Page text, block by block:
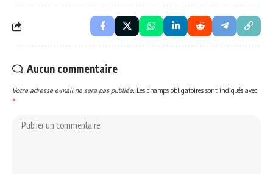
Aucun commentaire
Votre adresse e-mail ne sera pas publiée. Les champs obligatoires sont indiqués avec
*